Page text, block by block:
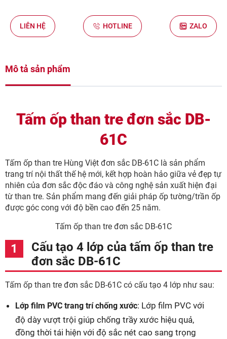
LIÊN HỆ HOTLINE ZALO
Mô tả sản phẩm
Tấm ốp than tre đơn sắc DB-
61C
Tấm ốp than tre Hùng Việt đơn sắc DB-61C là sản phẩm
trang trí nội thất thế hệ mới, kết hợp hoàn hảo giữa vẻ đẹp tự
nhiên của đơn sắc độc đáo và công nghệ sản xuất hiện đại
từ than tre. Sản phẩm mang đến giải pháp ốp tường/trần ốp
được góc cong với độ bền cao đến 25 năm.
Tấm ốp than tre đơn sắc DB-61C
Cấu tạo 4 lớp của tấm ốp than tre
đơn sắc DB-61C
Tấm ốp than tre đơn sắc DB-61C có cấu tạo 4 lớp như sau:
Lớp film PVC trang trí chống xước: Lớp film PVC với
độ dày vượt trội giúp chống trầy xước hiệu quả,
đồng thời tái hiện với độ sắc nét cao sang trọng